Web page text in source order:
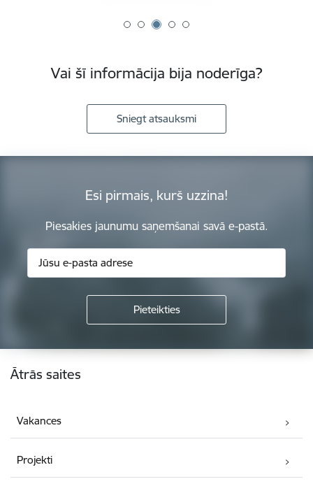
Vai šī informācija bija noderīga?
Sniegt atsauksmi
Esi pirmais, kurš uzzina!
Piesakies jaunumu saņemšanai savā e-pastā.
Kājene
Ātrās saites
Vakances
Projekti